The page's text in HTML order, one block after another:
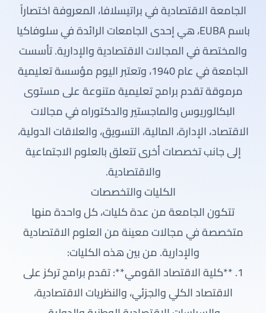
الجامعة الاقتصادية في براتيسلافا، المعروفة اختصاراً
باسم EUBA، هي إحدى الجامعات الرائدة في سلوفاكيا
والمختصة في المجالات الاقتصادية والإدارية. تأسست
الجامعة في عام 1940، وتعتبر اليوم مؤسسة تعليمية
مرموقة تقدم برامج تعليمية متنوعة على مستوى
البكالوريوس والماجستير والدكتوراه في مجالات
الاقتصاد، الإدارة، المالية، التسويق، والعلاقات الدولية،
إلى جانب تخصصات أخرى تتعلق بالعلوم الاجتماعية
والاقتصادية.
الكليات والتخصصات
تتكون الجامعة من عدة كليات، كل واحدة منها
متخصصة في مجالات معينة من العلوم الاقتصادية
والإدارية. من بين هذه الكليات:
1. **كلية الاقتصاد القومي**: تقدم برامج تركز على
الاقتصاد الكلي والجزئي، والنظريات الاقتصادية،